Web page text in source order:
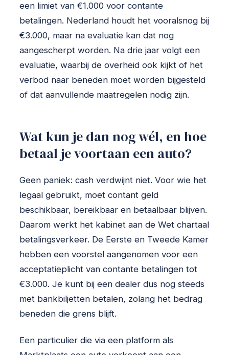
een limiet van €1.000 voor contante
betalingen. Nederland houdt het vooralsnog bij
€3.000, maar na evaluatie kan dat nog
aangescherpt worden. Na drie jaar volgt een
evaluatie, waarbij de overheid ook kijkt of het
verbod naar beneden moet worden bijgesteld
of dat aanvullende maatregelen nodig zijn.
Wat kun je dan nog wél, en hoe
betaal je voortaan een auto?
Geen paniek: cash verdwijnt niet. Voor wie het
legaal gebruikt, moet contant geld
beschikbaar, bereikbaar en betaalbaar blijven.
Daarom werkt het kabinet aan de Wet chartaal
betalingsverkeer. De Eerste en Tweede Kamer
hebben een voorstel aangenomen voor een
acceptatieplicht van contante betalingen tot
€3.000. Je kunt bij een dealer dus nog steeds
met bankbiljetten betalen, zolang het bedrag
beneden die grens blijft.
Een particulier die via een platform als